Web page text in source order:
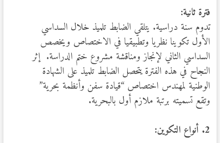
فترة ثانية:
تدوم سنة دراسية. يتلقي الضابط تلميذ خلال السداسي
الأول تكوينا نظريا وتطبيقيا في الاختصاص ويخصص
السداسي الثاني لإنجاز ومناقشة مشروع ختم الدراسة. إثر
النجاح في هذه الفترة يتحصل الضابط تلميذ على الشهادة
الوطنية لمهندس اختصاص “قيادة سفن وأنظمة بحرية”
وتقع تسميته برتبة ملازم أول بالبحرية.
2. أنواع التكوين: